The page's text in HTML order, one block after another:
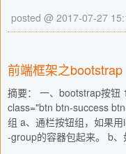
posted @ 2017-07-27
前端框架之bootstrap
摘要： 一、bootstrap按钮
class="btn btn-success
组 a、通栏按钮组，如果
-group的容器包起来。 b、